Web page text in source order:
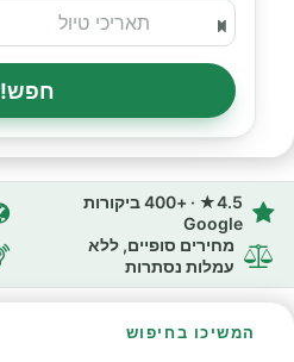
חפש!
4.5★ · +400 ביקורות
Google
מחירים סופיים, ללא
עמלות נסתרות
המשיכו בחיפוש